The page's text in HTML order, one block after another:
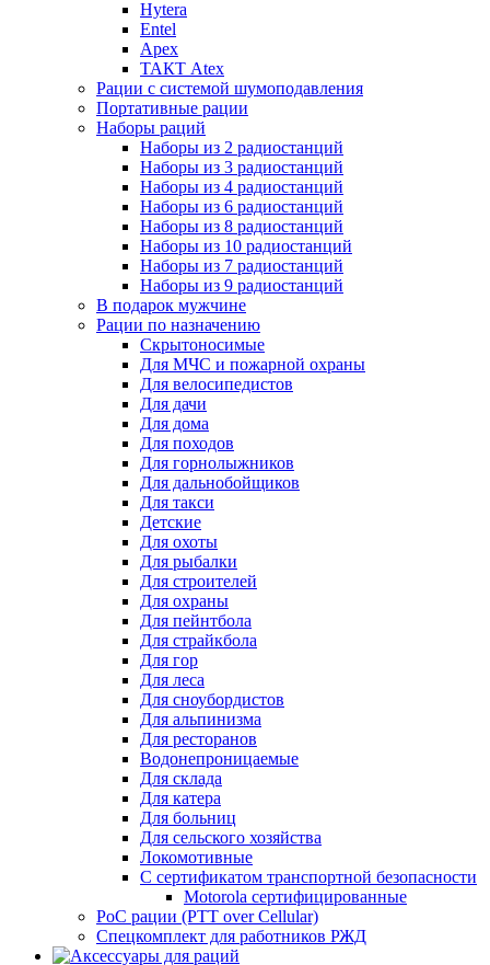
Hytera
Entel
Apex
ТАКТ Atex
Рации с системой шумоподавления
Портативные рации
Наборы раций
Наборы из 2 радиостанций
Наборы из 3 радиостанций
Наборы из 4 радиостанций
Наборы из 6 радиостанций
Наборы из 8 радиостанций
Наборы из 10 радиостанций
Наборы из 7 радиостанций
Наборы из 9 радиостанций
В подарок мужчине
Рации по назначению
Скрытоносимые
Для МЧС и пожарной охраны
Для велосипедистов
Для дачи
Для дома
Для походов
Для горнолыжников
Для дальнобойщиков
Для такси
Детские
Для охоты
Для рыбалки
Для строителей
Для охраны
Для пейнтбола
Для страйкбола
Для гор
Для леса
Для сноубордистов
Для альпинизма
Для ресторанов
Водонепроницаемые
Для склада
Для катера
Для больниц
Для сельского хозяйства
Локомотивные
С сертификатом транспортной безопасности
Motorola сертифицированные
PoC рации (PTT over Cellular)
Спецкомплект для работников РЖД